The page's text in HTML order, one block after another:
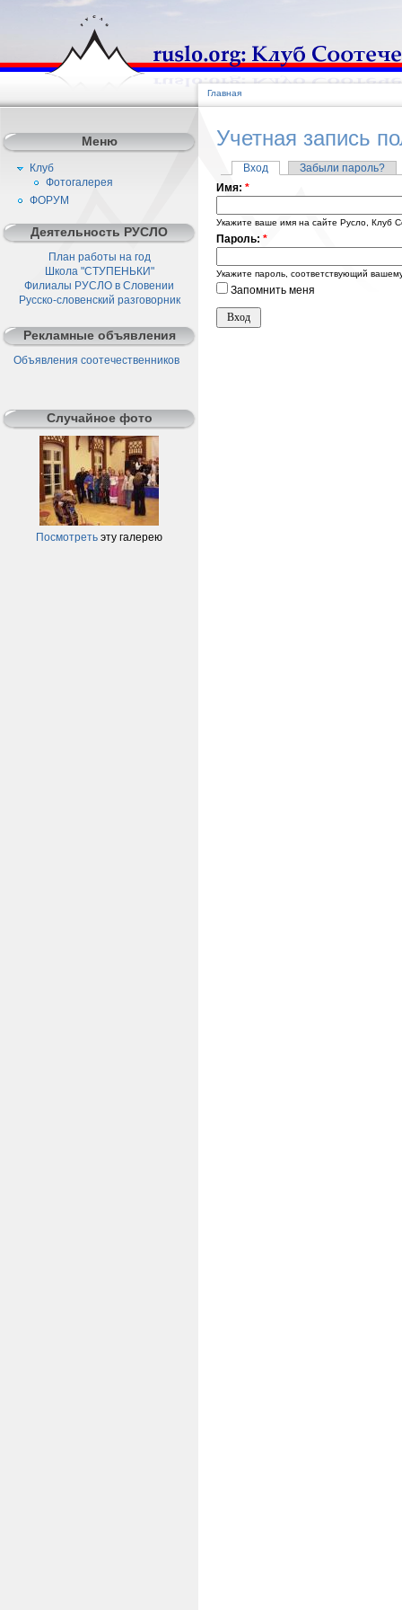
Главная
Учетная запись
Вход
Забыли пароль?
Имя: *
Укажите ваше имя на сайте Русло, Клуб
Пароль: *
Укажите пароль, соответствующий
Запомнить меня
Меню
Клуб
Фотогалерея
ФОРУМ
Деятельность РУСЛО
План работы на год
Школа "СТУПЕНЬКИ"
Филиалы РУСЛО в Словении
Русско-словенский разговорник
Рекламные объявления
Объявления соотечественников
Случайное фото
Посмотреть эту галерею